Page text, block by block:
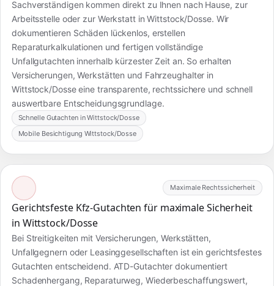
Sachverständigen kommen direkt zu Ihnen nach Hause, zur
Arbeitsstelle oder zur Werkstatt in Wittstock/Dosse. Wir
dokumentieren Schäden lückenlos, erstellen
Reparaturkalkulationen und fertigen vollständige
Unfallgutachten innerhalb kürzester Zeit an. So erhalten
Versicherungen, Werkstätten und Fahrzeughalter in
Wittstock/Dosse eine transparente, rechtssichere und schnell
auswertbare Entscheidungsgrundlage.
Schnelle Gutachten in Wittstock/Dosse
Mobile Besichtigung Wittstock/Dosse
Maximale Rechtssicherheit
Gerichtsfeste Kfz-Gutachten für maximale Sicherheit
in Wittstock/Dosse
Bei Streitigkeiten mit Versicherungen, Werkstätten,
Unfallgegnern oder Leasinggesellschaften ist ein gerichtsfestes
Gutachten entscheidend. ATD-Gutachter dokumentiert
Schadenhergang, Reparaturweg, Wiederbeschaffungswert,